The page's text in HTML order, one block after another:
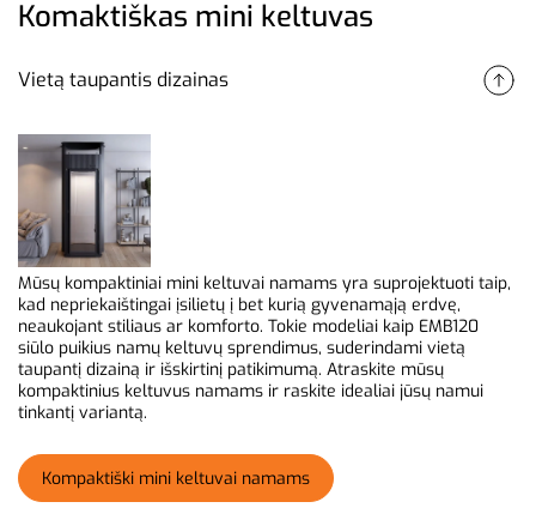
Komaktiškas mini keltuvas
Vietą taupantis dizainas
Mūsų kompaktiniai mini keltuvai namams yra suprojektuoti taip,
kad nepriekaištingai įsilietų į bet kurią gyvenamąją erdvę,
neaukojant stiliaus ar komforto. Tokie modeliai kaip EMB120
siūlo puikius namų keltuvų sprendimus, suderindami vietą
taupantį dizainą ir išskirtinį patikimumą. Atraskite mūsų
kompaktinius keltuvus namams ir raskite idealiai jūsų namui
tinkantį variantą.
Kompaktiški mini keltuvai namams